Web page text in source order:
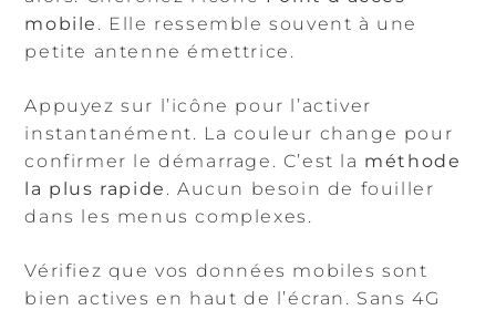
mobile . Elle ressemble souvent à une
petite antenne émettrice.
Appuyez sur l’icône pour l’activer
instantanément. La couleur change pour
confirmer le démarrage. C’est la méthode
la plus rapide . Aucun besoin de fouiller
dans les menus complexes.
Vérifiez que vos données mobiles sont
bien actives en haut de l’écran. Sans 4G